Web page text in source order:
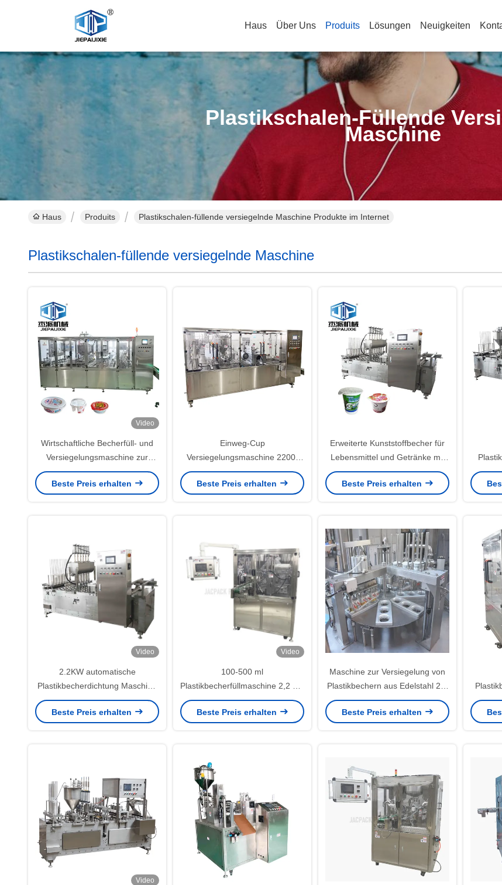
Haus Über Uns Produits Lösungen Neuigkeiten
Plastikschalen-Füllende
Maschine
Haus Produits Plastikschalen-füllende versiegelnde Maschine Produkte im Internet
Plastikschalen-füllende versiegelnde Maschine
Video
Wirtschaftliche Becherfüll- und
Versiegelungsmaschine zur
Verpackung flüssiger und
halbflüssiger Gegenstände
Beste Preis erhalten
Einweg-Cup
Versiegelungsmaschine 2200-
3000ml für Polyethylenbehälter
Beste Preis erhalten
Erweiterte Kunststoffbecher für
Lebensmittel und Getränke mit
intuitiver Touchscreen-Bedienung
Beste Preis erhalten
Video
2.2KW automatische
Plastikbecherdichtung Maschine
Hochgenauigkeit
Flüssigkeitsfüllmaschine
Beste Preis erhalten
Video
100-500 ml
Plastikbecherfüllmaschine 2,2 kW
für Verpackungen
Beste Preis erhalten
Maschine zur Versiegelung von
Plastikbechern aus Edelstahl 20-
40 Stück/Min mit PLC-Steuerung
Beste Preis erhalten
500 ml
Video